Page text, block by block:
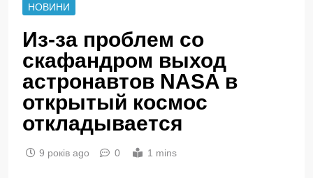
НОВИНИ
Из-за проблем со
скафандром выход
астронавтов NASA в
открытый космос
откладывается
9 років ago 0 1 mins